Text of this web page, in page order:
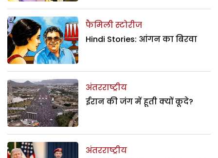
फैमिली स्टोरीज
Hindi Stories: आंगन का बिरवा
अंतरराष्ट्रीय
ईरान की जंग में हूती क्यों कूदे?
अंतरराष्ट्रीय